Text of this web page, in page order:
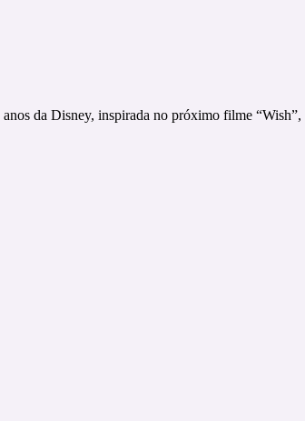
da Disney, inspirada no próximo filme